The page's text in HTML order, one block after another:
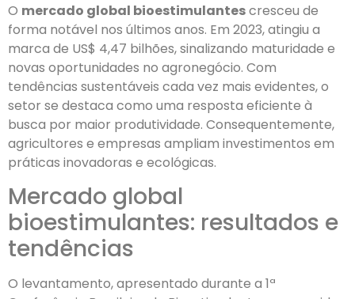
O mercado global bioestimulantescresceu de
forma notável nos últimos anos. Em 2023, atingiu a
marca de US$ 4,47 bilhões, sinalizando maturidade e
novas oportunidades no agronegócio. Com
tendências sustentáveis cada vez mais evidentes, o
setor se destaca como uma resposta eficiente à
busca por maior produtividade. Consequentemente,
agricultores e empresas ampliam investimentos em
práticas inovadoras e ecológicas.
Mercado global
bioestimulantes: resultados e
tendências
O levantamento, apresentado durante a 1ª